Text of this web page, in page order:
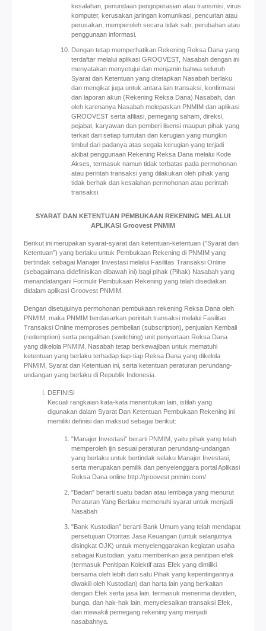
kesalahan, penundaan pengoperasian atau transmisi, virus
komputer, kerusakan jaringan komunikasi, pencurian atau
perusakan, memperoleh secara tidak sah, perubahan atau
penggunaan informasi.
Dengan tetap memperhatikan Rekening Reksa Dana yang
terdaftar melalui aplikasi GROOVEST, Nasabah dengan ini
menyatakan menyetujui dan menjamin bahwa seluruh
Syarat dan Ketentuan yang ditetapkan Nasabah berlaku
dan mengikat juga untuk antara lain transaksi, konfirmasi
dan laporan akun (Rekening Reksa Dana) Nasabah, dan
oleh karenanya Nasabah melepaskan PNMIM dan aplikasi
GROOVEST serta afiliasi, pemegang saham, direksi,
pejabat, karyawan dan pemberi lisensi maupun pihak yang
terkait dari setiap tuntutan dan kerugian yang mungkin
timbul dari padanya atas segala kerugian yang terjadi
akibat penggunaan Rekening Reksa Dana melalui Kode
Akses, termasuk namun tidak terbatas pada permohonan
atau perintah transaksi yang dilakukan oleh pihak yang
tidak berhak dan kesalahan permohonan atau perintah
transaksi.
SYARAT DAN KETENTUAN PEMBUKAAN REKENING MELALUI
APLIKASI Groovest PNMIM
Berikut ini merupakan syarat-syarat dan ketentuan-ketentuan ("Syarat dan
Ketentuan") yang berlaku untuk Pembukaan Rekening di PNMIM yang
bertindak sebagai Manajer Investasi melalui Fasilitas Transaksi Online
(sebagaimana didefinisikan dibawah ini) bagi pihak (Pihak) Nasabah yang
menandatangani Formulir Pembukaan Rekening yang telah disediakan
didalam aplikasi Groovest PNMIM.
Dengan disetujuinya permohonan pembukaan rekening Reksa Dana oleh
PNMIM, maka PNMIM berdasarkan perintah transaksi melalui Fasilitas
Transaksi Online memproses pembelian (subscription), penjualan Kembali
(redemption) serta pengalihan (switching) unit penyertaan Reksa Dana
yang dikelola PNMIM. Nasabah tetap berkewajiban untuk mematuhi
ketentuan yang berlaku terhadap tiap-tiap Reksa Dana yang dikelola
PNMIM, Syarat dan Ketentuan ini, serta ketentuan peraturan perundang-
undangan yang berlaku di Republik Indonesia.
DEFINISI
Kecuali rangkaian kata-kata menentukan lain, istilah yang
digunakan dalam Syarat Dan Ketentuan Pembukaan Rekening ini
memiliki definisi dan maksud sebagai berikut:
"Manajer Investasi" berarti PNMIM, yaitu pihak yang telah
memperoleh ijin sesuai peraturan perundang-undangan
yang berlaku untuk bertindak selaku Manajer Investasi,
serta merupakan pemilik dan penyelenggara portal Aplikasi
Reksa Dana online http://groovest.pnmim.com/
"Badan" berarti suatu badan atau lembaga yang menurut
Peraturan Yang Berlaku memenuhi syarat untuk menjadi
Nasabah
"Bank Kustodian" berarti Bank Umum yang telah mendapat
persetujuan Otoritas Jasa Keuangan (untuk selanjutnya
disingkat OJK) untuk menyelenggarakan kegiatan usaha
sebagai Kustodian, yaitu memberikan jasa penitipan efek
(termasuk Penitipan Kolektif atas Efek yang dimiliki
bersama oleh lebih dari satu Pihak yang kepentingannya
diwakili oleh Kustodian) dan harta lain yang berkaitan
dengan Efek serta jasa lain, termasuk menerima deviden,
bunga, dan hak-hak lain, menyelesaikan transaksi Efek,
dan mewakili pemegang rekening yang menjadi
nasabahnya.